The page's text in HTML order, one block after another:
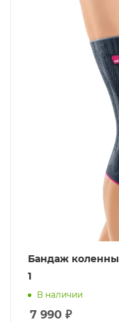
Бандаж
1
В наличии
7 990 ₽